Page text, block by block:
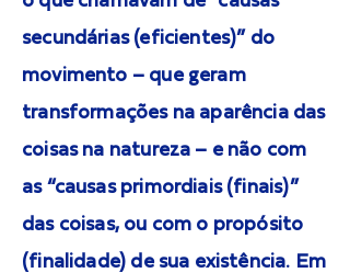
secundárias (eficientes)” do
movimento – que geram
transformações na aparência das
coisas na natureza – e não com
as “causas primordiais (finais)”
das coisas, ou com o propósito
(finalidade) de sua existência. Em